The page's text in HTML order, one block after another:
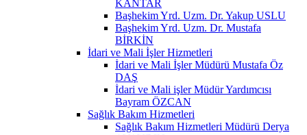
KANTAR
Başhekim Yrd. Uzm. Dr. Yakup USLU
Başhekim Yrd. Uzm. Dr. Mustafa
BİRKİN
İdari ve Mali İşler Hizmetleri
İdari ve Mali İşler Müdürü Mustafa Öz
DAŞ
İdari ve Mali işler Müdür Yardımcısı
Bayram ÖZCAN
Sağlık Bakım Hizmetleri
Sağlık Bakım Hizmetleri Müdürü Derya